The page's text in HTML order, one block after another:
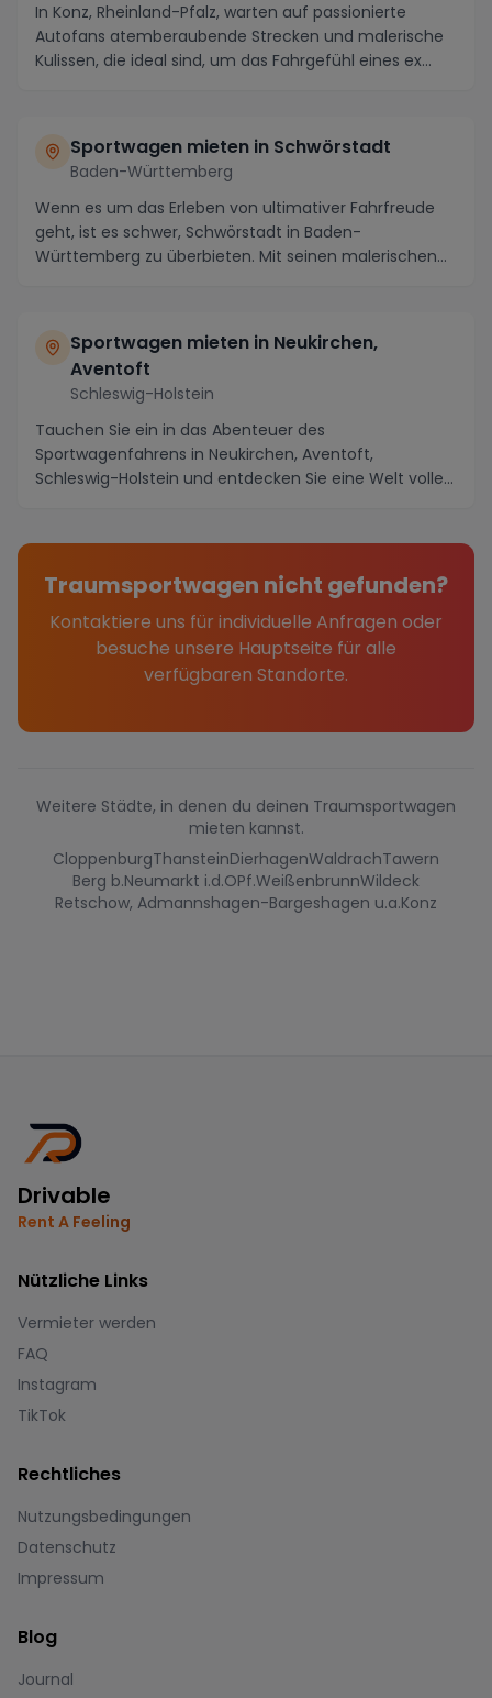
In Konz, Rheinland-Pfalz, warten auf passionierte
Autofans atemberaubende Strecken und malerische
Kulissen, die ideal sind, um das Fahrgefühl eines ex...
Sportwagen mieten in Schwörstadt
Baden-Württemberg
Wenn es um das Erleben von ultimativer Fahrfreude
geht, ist es schwer, Schwörstadt in Baden-
Württemberg zu überbieten. Mit seinen malerischen
Sportwagen mieten in Neukirchen,
Aventoft
Schleswig-Holstein
Tauchen Sie ein in das Abenteuer des
Sportwagenfahrens in Neukirchen, Aventoft,
Schleswig-Holstein und entdecken Sie eine Welt voller
Traumsportwagen nicht gefunden?
Kontaktiere uns für individuelle Anfragen oder
besuche unsere Hauptseite für alle
verfügbaren Standorte.
Weitere Städte, in denen du deinen Traumsportwagen
mieten kannst.
CloppenburgThansteinDierhagenWaldrachTawern
Berg b.Neumarkt i.d.OPf.WeißenbrunnWildeck
Retschow, Admannshagen-Bargeshagen u.a.Konz
Drivable
Rent A Feeling
Nützliche Links
Vermieter werden
FAQ
Instagram
TikTok
Rechtliches
Nutzungsbedingungen
Datenschutz
Impressum
Blog
Journal